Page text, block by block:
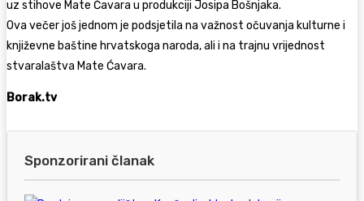
uz stihove Mate Ćavara u produkciji Josipa Bošnjaka.
Ova večer još jednom je podsjetila na važnost očuvanja kulturne i
književne baštine hrvatskoga naroda, ali i na trajnu vrijednost
stvaralaštva Mate Ćavara.
Borak.tv
Sponzorirani članak